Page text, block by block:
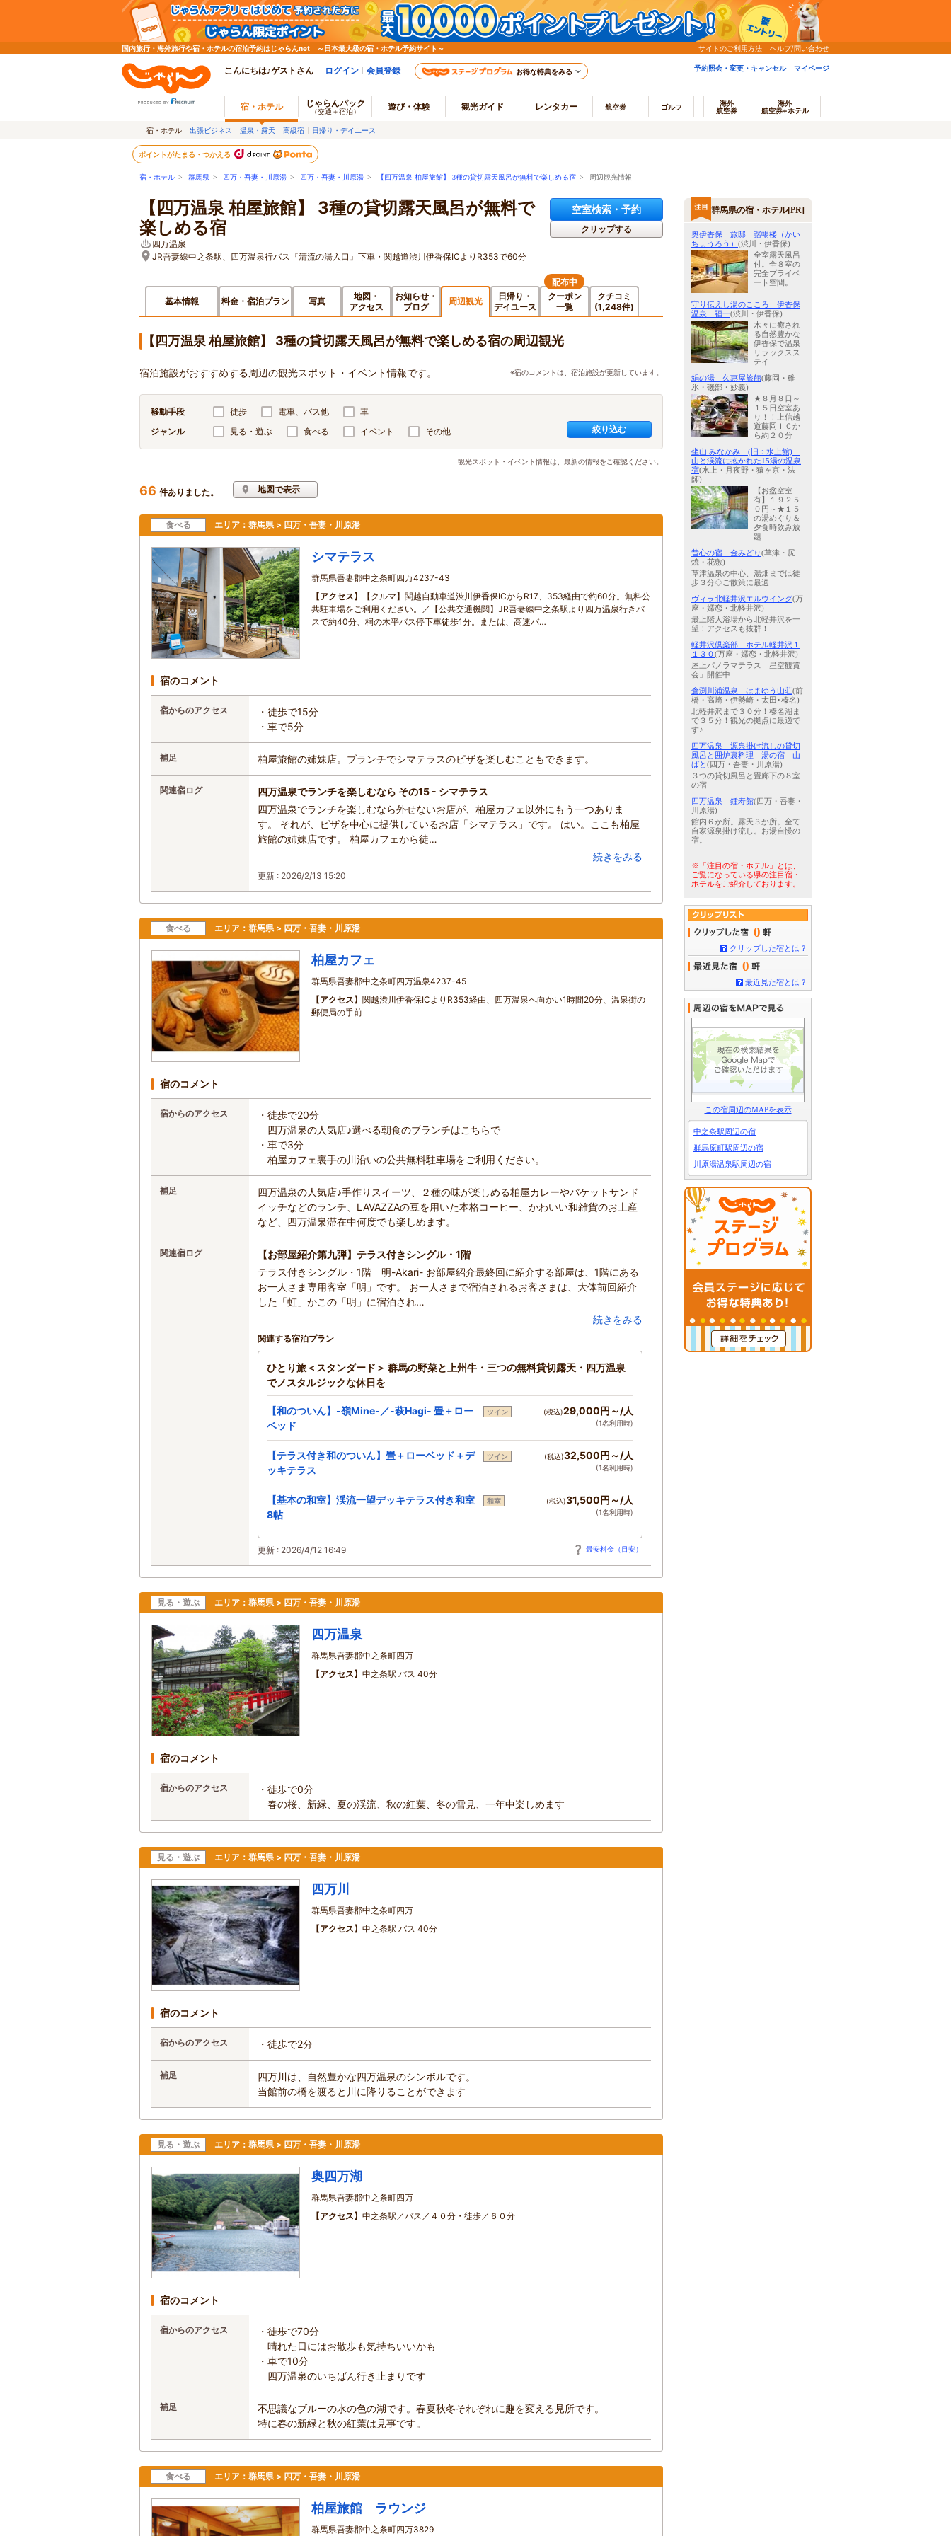
国内旅行・海外旅行や宿・ホテルの宿泊予約はじゃらんnet ～日本最大級の宿・ホテル予約サイト～ サイトのご利用方法 ヘルプ/問い合わせ
こんにちは♪ゲストさん ログイン 会員登録 お得な特典をみる 予約照会・変更・キャンセル マイページ
宿・ホテル じゃらんパック
（交通＋宿泊） 遊び・体験 観光ガイド レンタカー 航空券 ゴルフ
海外
航空券
海外
航空券+ホテル
宿・ホテル 出張ビジネス 温泉・露天 高級宿 日帰り・デイユース
ポイントがたまる・つかえる
宿・ホテル > 群馬県 > 四万・吾妻・川原湯 > 四万・吾妻・川原湯 > 【四万温泉 柏屋旅館】 3種の貸切露天風呂が無料で楽しめる宿 > 周辺観光情報
【四万温泉 柏屋旅館】 3種の貸切露天風呂が無料で
楽しめる宿
四万温泉
JR吾妻線中之条駅、四万温泉行バス『清流の湯入口』下車・関越道渋川伊香保ICよりR353で60分
空室検索・予約
クリップする
基本情報 料金・宿泊プラン 写真
地図・
アクセス
お知らせ・
ブログ
周辺観光
日帰り・
デイユース
クーポン
一覧
配布中
クチコミ
(1,248件)
【四万温泉 柏屋旅館】 3種の貸切露天風呂が無料で楽しめる宿の周辺観光
宿泊施設がおすすめする周辺の観光スポット・イベント情報です。 ※宿のコメントは、宿泊施設が更新しています。
移動手段 徒歩 電車、バス他
車
ジャンル
見る・遊ぶ 食べる イベント その他 絞り込む
観光スポット・イベント情報は、最新の情報をご確認ください。
66 件ありました。 地図で表示
食べる エリア： 群馬県 > 四万・吾妻・川原湯
シマテラス
群馬県吾妻郡中之条町四万4237-43
【アクセス】
【クルマ】関越自動車道渋川伊香保ICからR17、353経由で約60分。無料公
共駐車場をご利用ください。／【公共交通機関】JR吾妻線中之条駅より四万温泉行きバ
スで約40分、桐の木平バス停下車徒歩1分。または、高速バ…
宿のコメント
宿からのアクセス
・徒歩で15分
・車で5分
補足 柏屋旅館の姉妹店。ブランチでシマテラスのピザを楽しむこともできます。
関連宿ログ
四万温泉でランチを楽しむなら その15 - シマテラス
四万温泉でランチを楽しむなら外せないお店が、柏屋カフェ以外にもう一つありま
す。 それが、ピザを中心に提供しているお店「シマテラス」です。 はい。ここも柏屋
旅館の姉妹店です。 柏屋カフェから徒…
続きをみる
更新 : 2026/2/13 15:20
食べる エリア： 群馬県 > 四万・吾妻・川原湯
柏屋カフェ
群馬県吾妻郡中之条町四万温泉4237-45
【アクセス】 関越渋川伊香保ICよりR353経由、四万温泉へ向かい1時間20分、温泉街の
郵便局の手前
宿のコメント
宿からのアクセス
・徒歩で20分
四万温泉の人気店♪選べる朝食のブランチはこちらで
・車で3分
柏屋カフェ裏手の川沿いの公共無料駐車場をご利用ください。
補足
四万温泉の人気店♪手作りスイーツ、２種の味が楽しめる柏屋カレーやバケットサンド
イッチなどのランチ、LAVAZZAの豆を用いた本格コーヒー、かわいい和雑貨のお土産
など、四万温泉滞在中何度でも楽しめます。
関連宿ログ
【お部屋紹介第九弾】テラス付きシングル・1階
テラス付きシングル・1階 明-Akari- お部屋紹介最終回に紹介する部屋は、1階にある
お一人さま専用客室「明」です。 お一人さまで宿泊されるお客さまは、大体前回紹介
した「虹」かこの「明」に宿泊され…
続きをみる
関連する宿泊プラン
ひとり旅＜スタンダード＞ 群馬の野菜と上州牛・三つの無料貸切露天・四万温泉
でノスタルジックな休日を
【和のついん】-嶺Mine-／-萩Hagi- 畳＋ロー
ベッド
ツイン (税込)29,000円～/人
(1名利用時)
【テラス付き和のついん】畳＋ローベッド＋デ
ッキテラス
ツイン (税込)32,500円～/人
(1名利用時)
【基本の和室】渓流一望デッキテラス付き和室
8帖
和室 (税込)31,500円～/人
(1名利用時)
更新 : 2026/4/12 16:49 最安料金（目安）
見る・遊ぶ エリア： 群馬県 > 四万・吾妻・川原湯
四万温泉
群馬県吾妻郡中之条町四万
【アクセス】 中之条駅 バス 40分
宿のコメント
宿からのアクセス
・徒歩で0分
春の桜、新緑、夏の渓流、秋の紅葉、冬の雪見、一年中楽しめます
見る・遊ぶ エリア： 群馬県 > 四万・吾妻・川原湯
四万川
群馬県吾妻郡中之条町四万
【アクセス】 中之条駅 バス 40分
宿のコメント
宿からのアクセス ・徒歩で2分
補足
四万川は、自然豊かな四万温泉のシンボルです。
当館前の橋を渡ると川に降りることができます
見る・遊ぶ エリア： 群馬県 > 四万・吾妻・川原湯
奥四万湖
群馬県吾妻郡中之条町四万
【アクセス】 中之条駅／バス／４０分・徒歩／６０分
宿のコメント
宿からのアクセス
・徒歩で70分
晴れた日にはお散歩も気持ちいいかも
・車で10分
四万温泉のいちばん行き止まりです
補足
不思議なブルーの水の色の湖です。春夏秋冬それぞれに趣を変える見所です。
特に春の新緑と秋の紅葉は見事です。
食べる エリア： 群馬県 > 四万・吾妻・川原湯
柏屋旅館 ラウンジ
群馬県吾妻郡中之条町四万3829
群馬県の宿・ホテル[PR]
奥伊香保 旅邸 諧暢楼（かい
ちょうろう） (渋川・伊香保)
全室露天風呂
付。全８室の
完全プライベ
ート空間。
守り伝えし湯のこころ 伊香保
温泉 福一(渋川・伊香保)
木々に癒され
る自然豊かな
伊香保で温泉
リラックスス
テイ
絹の湯 久惠屋旅館(藤岡・碓
氷・磯部・妙義)
★８月８日～
１５日空室あ
り！！上信越
道藤岡ＩＣか
ら約２０分
坐山 みなかみ (旧：水上館)
山と渓流に抱かれた15湯の温泉
宿(水上・月夜野・猿ヶ京・法
師)
【お盆空室
有】１９２５
０円～★１５
の湯めぐり＆
夕食時飲み放
題
昔心の宿 金みどり(草津・尻
焼・花敷)
草津温泉の中心、湯畑までは徒
歩３分◇ご散策に最適
ヴィラ北軽井沢エルウイング(万
座・嬬恋・北軽井沢)
最上階大浴場から北軽井沢を一
望！アクセスも抜群！
軽井沢倶楽部 ホテル軽井沢１
１３０(万座・嬬恋・北軽井沢)
屋上パノラマテラス「星空観賞
会」開催中
倉渕川浦温泉 はまゆう山荘(前
橋・高崎・伊勢崎・太田･榛名)
北軽井沢まで３０分！榛名湖ま
で３５分！観光の拠点に最適で
す♪
四万温泉 源泉掛け流しの貸切
風呂と囲炉裏料理 湯の宿 山
ばと(四万・吾妻・川原湯)
３つの貸切風呂と畳廊下の８室
の宿
四万温泉 鍾寿館(四万・吾妻・
川原湯)
館内６か所。露天３か所。全て
自家源泉掛け流し。お湯自慢の
宿。
※「注目の宿・ホテル」とは、
ご覧になっている県の注目宿・
ホテルをご紹介しております。
0
クリップした宿とは？
0
最近見た宿とは？
この宿周辺のMAPを表示
中之条駅周辺の宿
群馬原町駅周辺の宿
川原湯温泉駅周辺の宿